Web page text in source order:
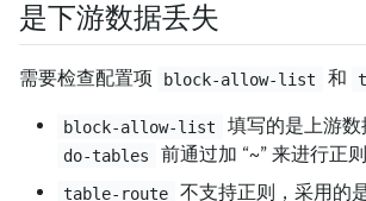
是下游数据丢失
需要检查配置项 block-allow-list 和
block-allow-list 填写的是上游
do-tables 前通过加 “~” 来进行正则
table-route
不支持正则，采用的